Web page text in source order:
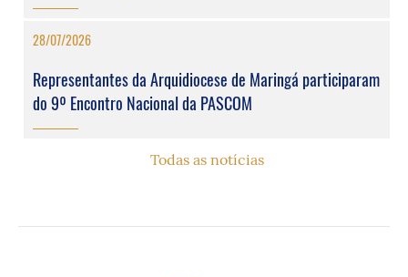
28/07/2026
Representantes da Arquidiocese de Maringá participaram
do 9º Encontro Nacional da PASCOM
Todas as notícias